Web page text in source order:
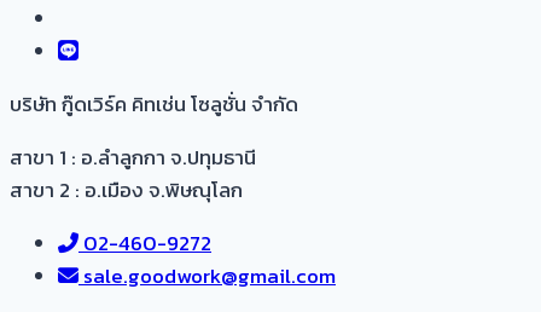
บริษัท กู๊ดเวิร์ค คิทเช่น โซลูชั่น จำกัด
สาขา 1 : อ.ลำลูกกา จ.ปทุมธานี
สาขา 2 : อ.เมือง จ.พิษณุโลก
02-460-9272
sale.goodwork@gmail.com